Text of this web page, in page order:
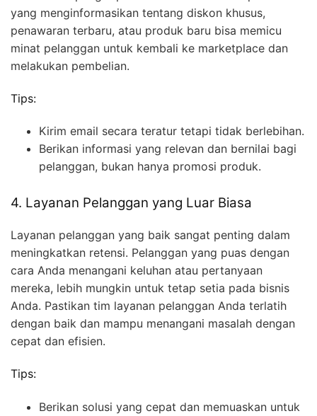
yang menginformasikan tentang diskon khusus,
penawaran terbaru, atau produk baru bisa memicu
minat pelanggan untuk kembali ke marketplace dan
melakukan pembelian.
Tips:
Kirim email secara teratur tetapi tidak berlebihan.
Berikan informasi yang relevan dan bernilai bagi
pelanggan, bukan hanya promosi produk.
4. Layanan Pelanggan yang Luar Biasa
Layanan pelanggan yang baik sangat penting dalam
meningkatkan retensi. Pelanggan yang puas dengan
cara Anda menangani keluhan atau pertanyaan
mereka, lebih mungkin untuk tetap setia pada bisnis
Anda. Pastikan tim layanan pelanggan Anda terlatih
dengan baik dan mampu menangani masalah dengan
cepat dan efisien.
Tips:
Berikan solusi yang cepat dan memuaskan untuk